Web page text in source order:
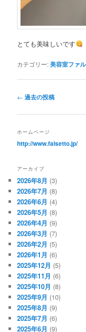
とても美味しいです
カテゴリー:美容室ファ
投
ナ
ー
ョ
ン
← 過去の投稿
ホームページ
http://www.falsetto.jp/
アーカイブ
2026年8月 (3)
2026年7月 (8)
2026年6月 (4)
2026年5月 (8)
2026年4月 (9)
2026年3月 (7)
2026年2月 (5)
2026年1月 (6)
2025年12月 (5)
2025年11月 (6)
2025年10月 (8)
2025年9月 (10)
2025年8月 (9)
2025年7月 (6)
2025年6月 (9)